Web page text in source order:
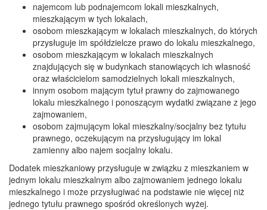
najemcom lub podnajemcom lokali mieszkalnych,
mieszkającym w tych lokalach,
osobom mieszkającym w lokalach mieszkalnych, do których
przysługuje im spółdzielcze prawo do lokalu mieszkalnego,
osobom mieszkającym w lokalach mieszkalnych
znajdujących się w budynkach stanowiących ich własność
oraz właścicielom samodzielnych lokali mieszkalnych,
innym osobom mającym tytuł prawny do zajmowanego
lokalu mieszkalnego i ponoszącym wydatki związane z jego
zajmowaniem,
osobom zajmującym lokal mieszkalny/socjalny bez tytułu
prawnego, oczekującym na przysługujący im lokal
zamienny albo najem socjalny lokalu.
Dodatek mieszkaniowy przysługuje w związku z mieszkaniem w
jednym lokalu mieszkalnym albo zajmowaniem jednego lokalu
mieszkalnego i może przysługiwać na podstawie nie więcej niż
jednego tytułu prawnego spośród określonych wyżej.